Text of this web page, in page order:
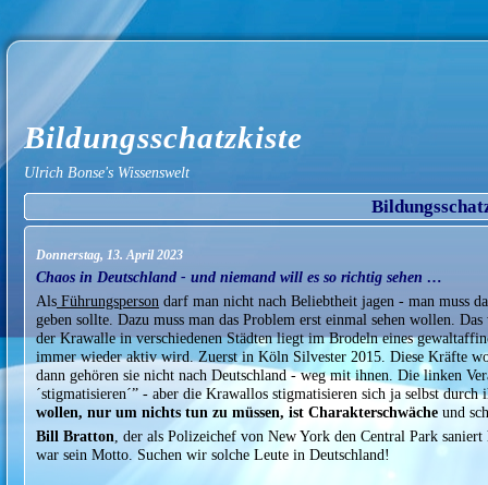
Bildungsschatzkiste
Ulrich Bonse's Wissenswelt
Donnerstag, 13. April 2023
Chaos in Deutschland - und niemand will es so richtig sehen …
Als Führungsperson darf man nicht nach Beliebtheit jagen - man muss
geben sollte. Dazu muss man das Problem erst einmal sehen wollen.
der Krawalle in verschiedenen Städten liegt im Brodeln eines
immer wieder aktiv wird. Zuerst in Köln Silvester 2015. Diese Kräfte
dann gehören sie nicht nach Deutschland - weg mit ihnen. Die linken
´stigmatisieren´” - aber die Krawallos stigmatisieren sich ja selbst
wollen, nur um nichts tun zu müssen, ist Charakterschwäche und
Bill Bratton , der als Polizeichef von New York den Central Park
war sein Motto. Suchen wir solche Leute in Deutschland!